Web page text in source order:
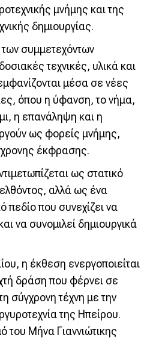
μνήμης και της
δημιουργίας.
συμμετεχόντων
τεχνικές, υλικά και
μέσα σε νέες
όπου η ύφανση, το νήμα,
η επανάληψη και η
ως φορείς μνήμης,
έκφρασης.
ως στατικό
αλλά ως ένα
πεδίο που συνεχίζει να
να συνομιλεί δημιουργικά
η έκθεση ενεργοποιείται
δράση που φέρνει σε
σύγχρονη τέχνη με την
της Ηπείρου.
του Μήνα Γιαννιώτικης